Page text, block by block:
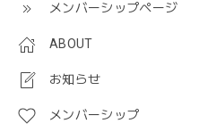
メンバーシップページ
ABOUT
お知らせ
メンバーシップ